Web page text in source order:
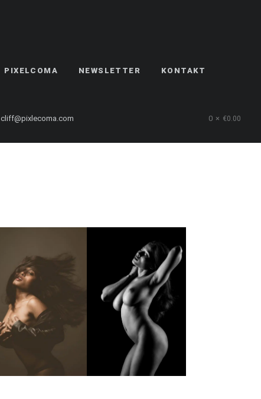
PIXELCOMA NEWSLETTER KONTAKT
0 €0.00
cliff@pixlecoma.com